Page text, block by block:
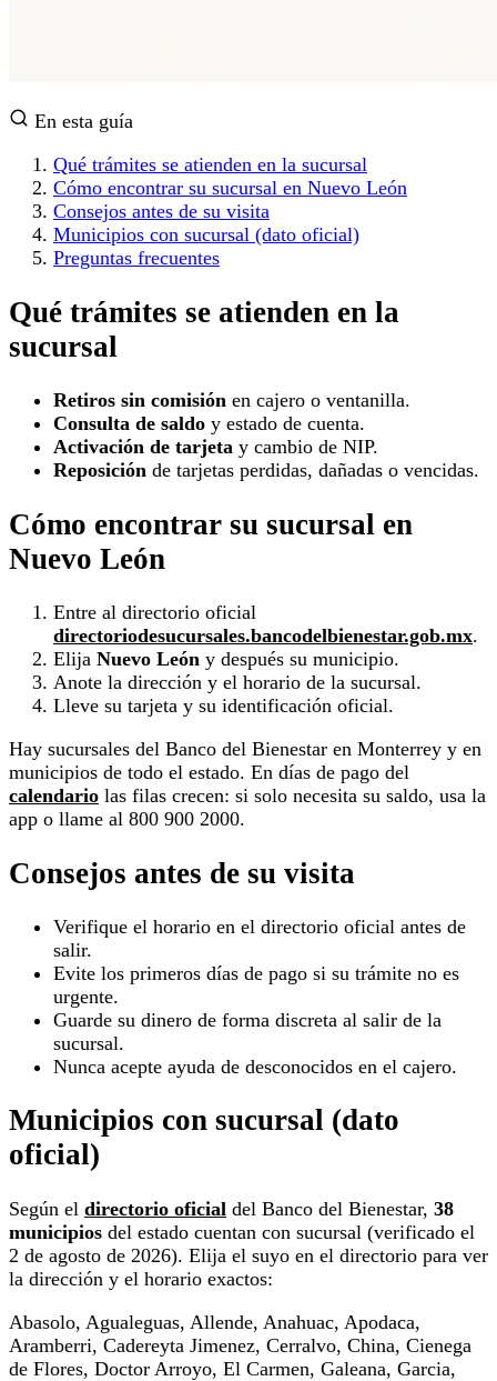
En esta guía
Qué trámites se atienden en la sucursal
Cómo encontrar su sucursal en Nuevo León
Consejos antes de su visita
Municipios con sucursal (dato oficial)
Preguntas frecuentes
Qué trámites se atienden en la
sucursal
Retiros sin comisión en cajero o ventanilla.
Consulta de saldo y estado de cuenta.
Activación de tarjeta y cambio de NIP.
Reposición de tarjetas perdidas, dañadas o vencidas.
Cómo encontrar su sucursal en
Nuevo León
Entre al directorio oficial
directoriodesucursales.bancodelbienestar.gob.mx.
Elija Nuevo León y después su municipio.
Anote la dirección y el horario de la sucursal.
Lleve su tarjeta y su identificación oficial.
Hay sucursales del Banco del Bienestar en Monterrey y en
municipios de todo el estado. En días de pago del
calendario las filas crecen: si solo necesita su saldo, usa la
app o llame al 800 900 2000.
Consejos antes de su visita
Verifique el horario en el directorio oficial antes de
salir.
Evite los primeros días de pago si su trámite no es
urgente.
Guarde su dinero de forma discreta al salir de la
sucursal.
Nunca acepte ayuda de desconocidos en el cajero.
Municipios con sucursal (dato
oficial)
Según el directorio oficial del Banco del Bienestar, 38
municipios del estado cuentan con sucursal (verificado el
2 de agosto de 2026). Elija el suyo en el directorio para ver
la dirección y el horario exactos:
Abasolo, Agualeguas, Allende, Anahuac, Apodaca,
Aramberri, Cadereyta Jimenez, Cerralvo, China, Cienega
de Flores, Doctor Arroyo, El Carmen, Galeana, Garcia,